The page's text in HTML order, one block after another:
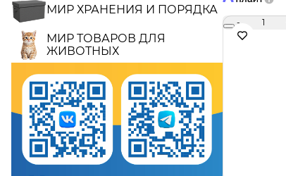
МИР ХРАНЕНИЯ И ПОРЯДКА
МИР ТОВАРОВ ДЛЯ
ЖИВОТНЫХ
- 1